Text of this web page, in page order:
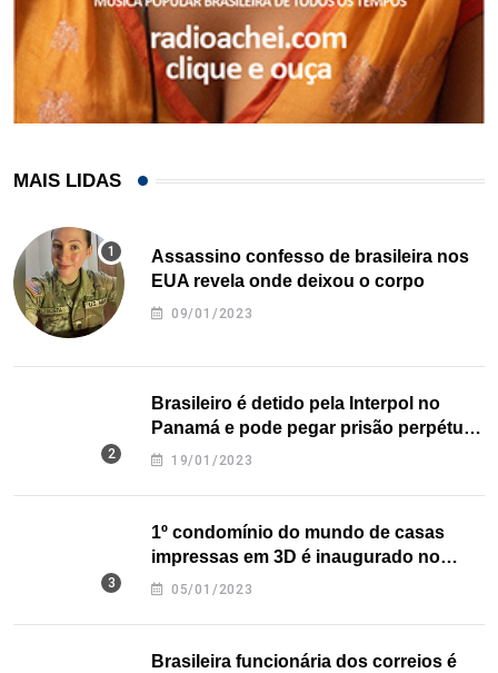
MAIS LIDAS
Assassino confesso de brasileira nos
EUA revela onde deixou o corpo
09/01/2023
Brasileiro é detido pela Interpol no
Panamá e pode pegar prisão perpétua
nos EUA
19/01/2023
1º condomínio do mundo de casas
impressas em 3D é inaugurado no
Texas
05/01/2023
Brasileira funcionária dos correios é